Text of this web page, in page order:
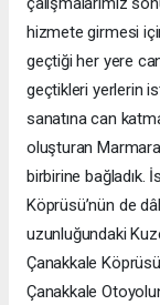
hizmete girmesi
geçtiği her yere
geçtikleri yerlerin
sanatına can
oluşturan
birbirine bağladık.
Köprüsü’nün de
uzunluğundaki
Çanakkale
Çanakkale